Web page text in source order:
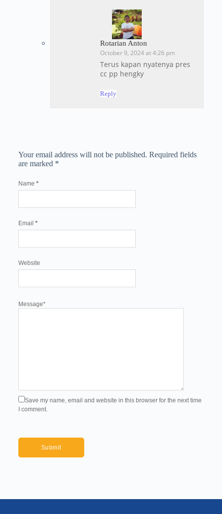
Rotarian Anton
October 9, 2024 at 4:26 pm
Terus kapan nyatenya pres
cc pp hengky
Reply
Your email address will not be published. Required fields
are marked *
Name *
Email *
Website
Message*
Save my name, email and website in this browser for the next time
I comment.
Submit